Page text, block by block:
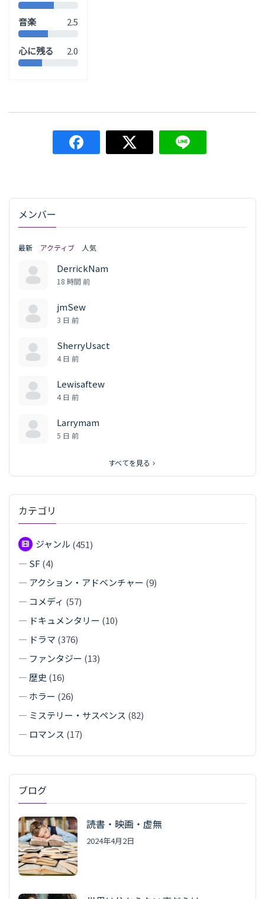
音楽 2.5
心に残る 2.0
メンバー
最新 アクティブ 人気
DerrickNam
18 時間 前
jmSew
3 日 前
SherryUsact
4 日 前
Lewisaftew
4 日 前
Larrymam
5 日 前
すべてを見る
カテゴリ
ジャンル (451)
— SF (4)
— アクション・アドベンチャー (9)
— コメディ (57)
— ドキュメンタリー (10)
— ドラマ (376)
— ファンタジー (13)
—歴史 (16)
— ホラー (26)
— ミステリー・サスペンス (82)
— ロマンス (17)
ブログ
読書・映画・虚無
2024年4月2日